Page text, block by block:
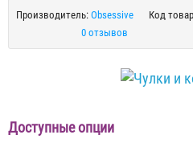
Производитель: Obsessive Код
0 отзывов
Доступные опции